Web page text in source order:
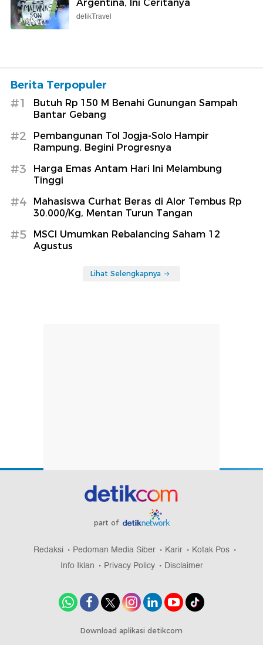
Argentina, Ini Ceritanya
detikTravel
Berita Terpopuler
#1
Butuh Rp 150 M Benahi Gunungan Sampah
Bantar Gebang
#2
Pembangunan Tol Jogja-Solo Hampir
Rampung, Begini Progresnya
#3
Harga Emas Antam Hari Ini Melambung
Tinggi
#4
Mahasiswa Curhat Beras di Alor Tembus Rp
30.000/Kg, Mentan Turun Tangan
#5
MSCI Umumkan Rebalancing Saham 12
Agustus
Lihat Selengkapnya
part of
Redaksi Pedoman Media Siber Karir
Kotak Pos
Info Iklan
Privacy Policy Disclaimer
Download aplikasi detikcom